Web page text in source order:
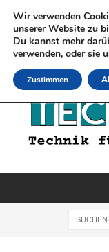
Wir verwenden
unserer Website zu
Du kannst mehr
verwenden, oder sie
Zustimmen